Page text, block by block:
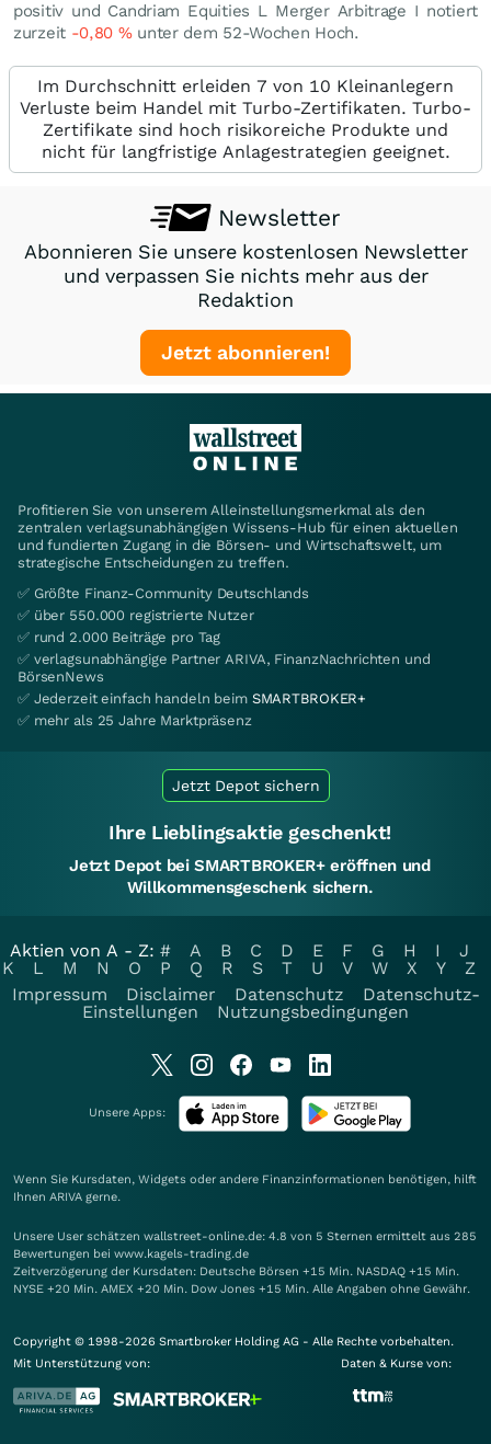
positiv und Candriam Equities L Merger Arbitrage I notiert
zurzeit -0,80 %unter dem 52-Wochen Hoch.
Im Durchschnitt erleiden 7 von 10 Kleinanlegern
Verluste beim Handel mit Turbo-Zertifikaten. Turbo-
Zertifikate sind hoch risikoreiche Produkte und
nicht für langfristige Anlagestrategien geeignet.
Newsletter
Abonnieren Sie unsere kostenlosen Newsletter
und verpassen Sie nichts mehr aus der
Redaktion
Jetzt abonnieren!
Profitieren Sie von unserem Alleinstellungsmerkmal als den
zentralen verlagsunabhängigen Wissens-Hub für einen aktuellen
und fundierten Zugang in die Börsen- und Wirtschaftswelt, um
strategische Entscheidungen zu treffen.
✅ Größte Finanz-Community Deutschlands
✅ über 550.000 registrierte Nutzer
✅ rund 2.000 Beiträge pro Tag
✅ verlagsunabhängige Partner ARIVA, FinanzNachrichten und
BörsenNews
✅ Jederzeit einfach handeln beim SMARTBROKER+
✅ mehr als 25 Jahre Marktpräsenz
Jetzt Depot sichern
Ihre Lieblingsaktie geschenkt!
Jetzt Depot bei SMARTBROKER+ eröffnen und
Willkommensgeschenk sichern.
Aktien von A - Z: # A B C D E F G H I
J
K
L M N O P Q R S T U V W X Y
Z
Impressum
Disclaimer Datenschutz
Datenschutz-
Einstellungen
Nutzungsbedingungen
Unsere Apps:
Wenn Sie Kursdaten, Widgets oder andere Finanzinformationen benötigen, hilft
Ihnen ARIVA gerne.
Unsere User schätzen wallstreet-online.de: 4.8 von 5 Sternen ermittelt aus 285
Bewertungen bei www.kagels-trading.de
Zeitverzögerung der Kursdaten: Deutsche Börsen +15 Min. NASDAQ +15 Min.
NYSE +20 Min. AMEX +20 Min. Dow Jones +15 Min. Alle Angaben ohne Gewähr.
Copyright © 1998-2026 Smartbroker Holding AG - Alle Rechte vorbehalten.
Mit Unterstützung von:
Daten & Kurse von: